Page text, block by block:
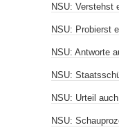
NSU: Verstehst
NSU: Probierst
NSU: Antworte
NSU:
NSU: Urteil
NSU: